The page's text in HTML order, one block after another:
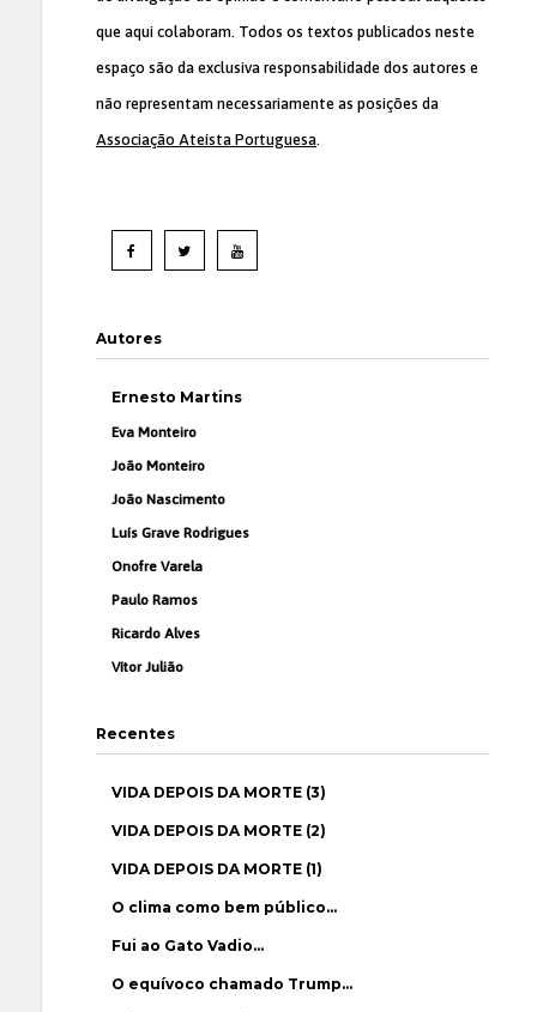
que aqui colaboram. Todos os textos publicados neste
espaço são da exclusiva responsabilidade dos autores e
não representam necessariamente as posições da
Associação Ateísta Portuguesa.
Autores
Ernesto Martins
Eva Monteiro
João Monteiro
João Nascimento
Luís Grave Rodrigues
Onofre Varela
Paulo Ramos
Ricardo Alves
Vítor Julião
Recentes
VIDA DEPOIS DA MORTE (3)
VIDA DEPOIS DA MORTE (2)
VIDA DEPOIS DA MORTE (1)
O clima como bem público…
Fui ao Gato Vadio…
O equívoco chamado Trump…